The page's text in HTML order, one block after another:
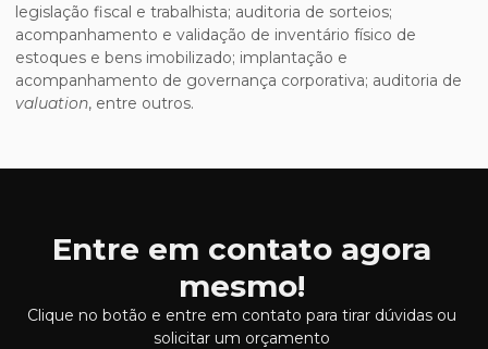
legislação fiscal e trabalhista; auditoria de sorteios;
acompanhamento e validação de inventário físico de
estoques e bens imobilizado; implantação e
acompanhamento de governança corporativa; auditoria de
valuation, entre outros.
Entre em contato agora
mesmo!
Clique no botão e entre em contato para tirar dúvidas ou
solicitar um orçamento